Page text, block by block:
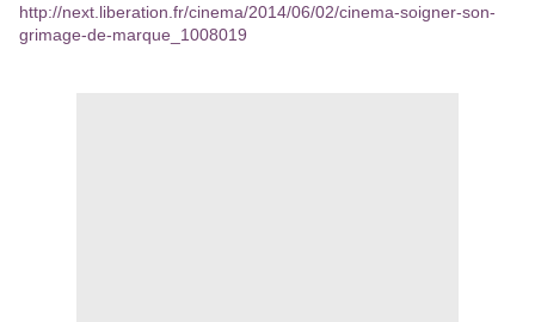
http://next.liberation.fr/cinema/2014/06/02/cinema-soigner-son-
grimage-de-marque_1008019